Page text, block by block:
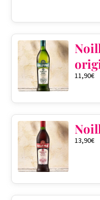
11,90€
13,90€